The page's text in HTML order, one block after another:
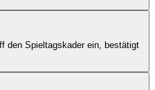
den Spieltagskader ein, bestätigt